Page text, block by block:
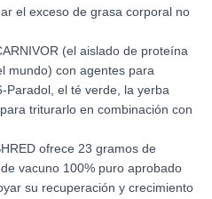
el exceso de grasa corporal no
(el aislado de proteína
mundo) con agentes para
Paradol, el té verde, la yerba
triturarlo en combinación con
ofrece 23 gramos de
vacuno 100% puro aprobado
su recuperación y crecimiento